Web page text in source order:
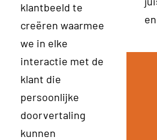
klantbeeld te
creëren waarmee
we in elke
interactie met de
klant die
persoonlijke
doorvertaling
kunnen